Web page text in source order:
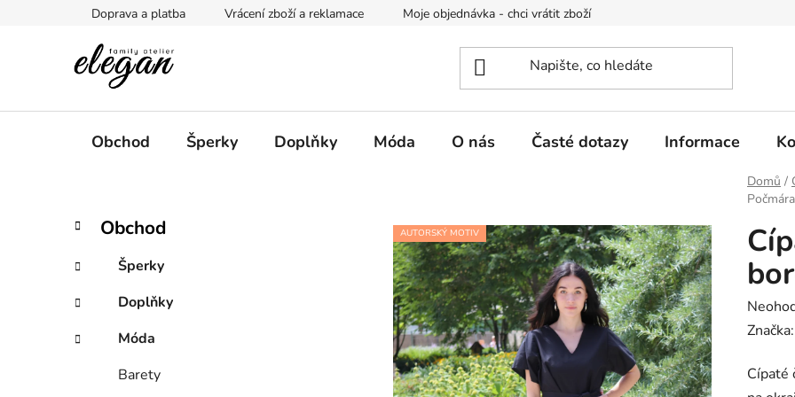
Doprava a platba Vrácení zboží a reklamace Moje objednávka - chci vrátit zboží
Obchod Šperky Doplňky Móda O nás Časté dotazy Informace
Domů /
P
s
r
a
Přeskočit
kategorie
K
a
e
g
o
r
Obchod
Šperky
Doplňky
Móda
Barety
je
Značka:
Cípaté
AUTORSKÝ MOTIV